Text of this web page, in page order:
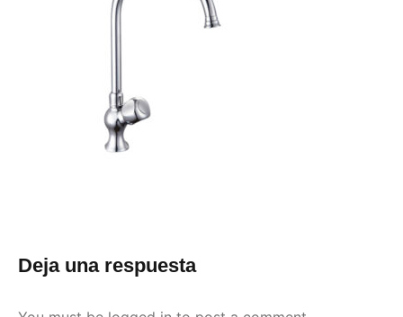
Deja una respuesta